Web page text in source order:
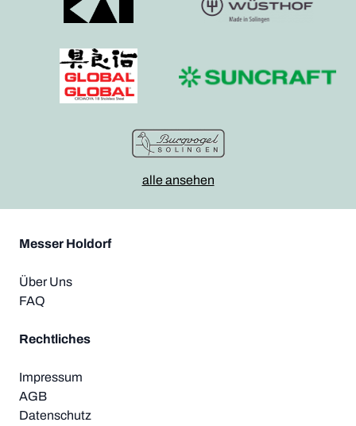
alle ansehen
Messer Holdorf
Über Uns
FAQ
Rechtliches
Impressum
AGB
Datenschutz